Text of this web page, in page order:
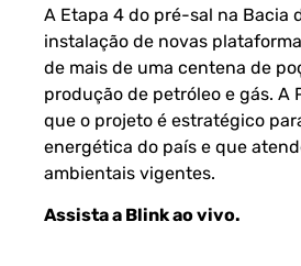
A Etapa 4 do pré-sal na Bacia
instalação de novas
de mais de uma centena de
produção de petróleo e gás. A
que o projeto é estratégico
energética do país e que
ambientais vigentes.
Assista a Blink ao vivo.